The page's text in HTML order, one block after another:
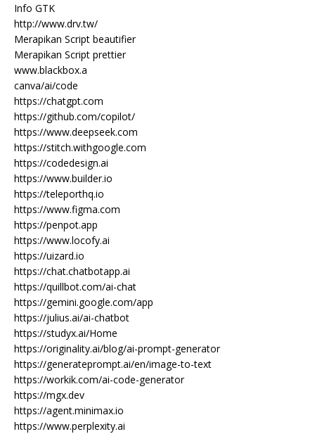
Info GTK
http://www.drv.tw/
Merapikan Script beautifier
Merapikan Script prettier
www.blackbox.a
canva/ai/code
https://chatgpt.com
https://github.com/copilot/
https://www.deepseek.com
https://stitch.withgoogle.com
https://codedesign.ai
https://www.builder.io
https://teleporthq.io
https://www.figma.com
https://penpot.app
https://www.locofy.ai
https://uizard.io
https://chat.chatbotapp.ai
https://quillbot.com/ai-chat
https://gemini.google.com/app
https://julius.ai/ai-chatbot
https://studyx.ai/Home
https://originality.ai/blog/ai-prompt-generator
https://generateprompt.ai/en/image-to-text
https://workik.com/ai-code-generator
https://mgx.dev
https://agent.minimax.io
https://www.perplexity.ai